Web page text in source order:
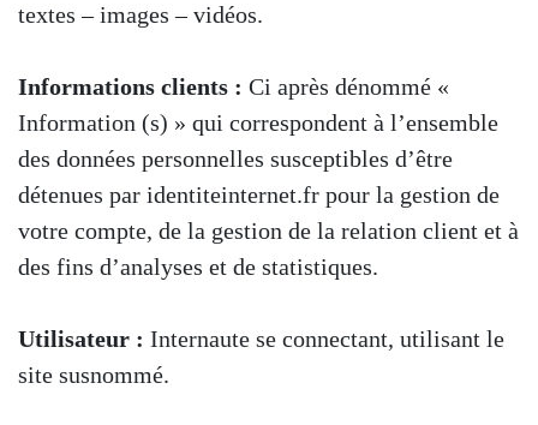
textes – images – vidéos.
Informations clients : Ci après dénommé «
Information (s) » qui correspondent à l’ensemble
des données personnelles susceptibles d’être
détenues par identiteinternet.fr pour la gestion de
votre compte, de la gestion de la relation client et à
des fins d’analyses et de statistiques.
Utilisateur : Internaute se connectant, utilisant le
site susnommé.